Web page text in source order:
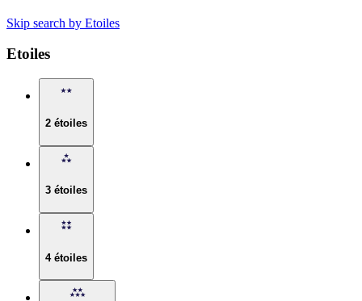
Skip search by Etoiles
Etoiles
2 étoiles
3 étoiles
4 étoiles